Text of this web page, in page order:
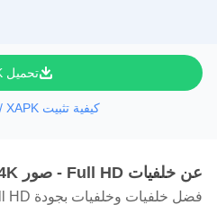
تحميل APK
كيفية تثبيت XAPK / ملف APK
عن خلفيات Full HD - صور 4K